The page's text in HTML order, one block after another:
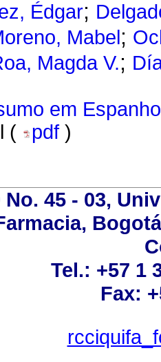
Édgar;
Mabel ;
Magda V.;
em
(
pdf )
No. 45 - 03,
Tel.: +57 1
Fax: